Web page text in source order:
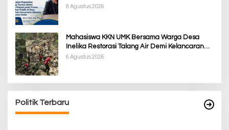
Masyarakat & Penguatan Kapasitas Karang
8 Agustus 2026
Mahasiswa KKN UMK Bersama Warga Desa
Inelika Restorasi Talang Air Demi Kelancaran
Irigasi Sawah
6 Agustus 2026
Politik Terbaru